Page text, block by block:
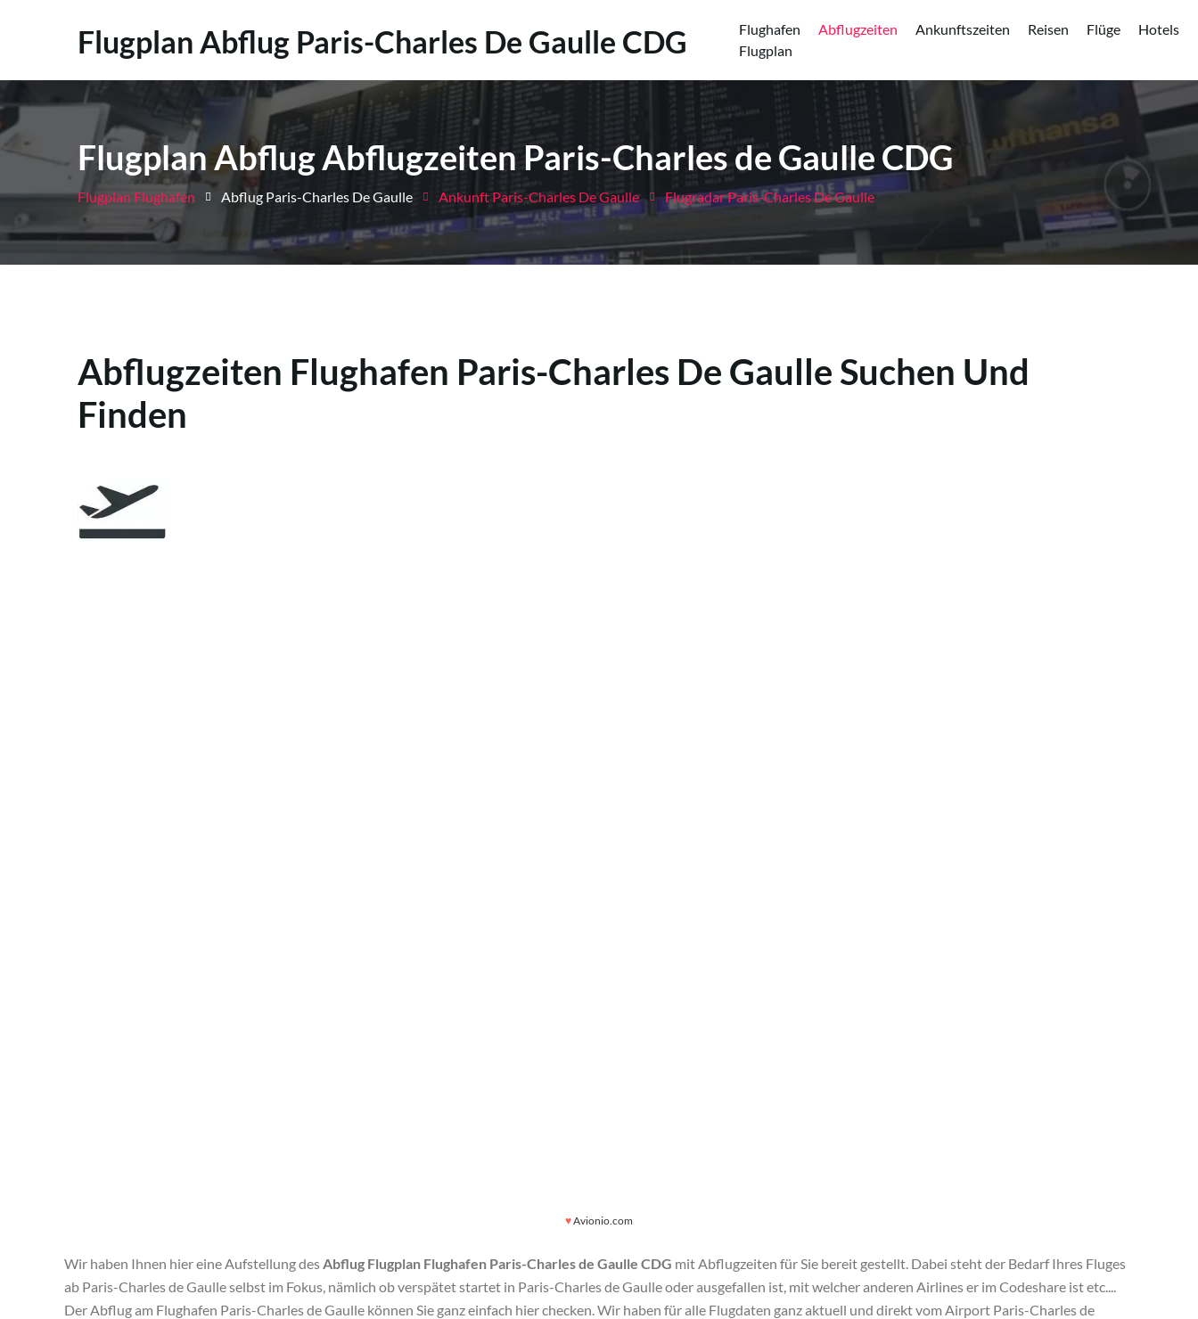
Flugplan Abflug Paris-Charles De Gaulle CDG
Flughafen
Flugplan
Abflugzeiten Ankunftszeiten Reisen Flüge Hotels
Flugplan Abflug Abflugzeiten Paris-Charles de Gaulle CDG
Flugplan Flughafen Abflug Paris-Charles De Gaulle Ankunft Paris-Charles De Gaulle Flugradar Paris-Charles De Gaulle
Abflugzeiten Flughafen Paris-Charles De Gaulle Suchen Und
Finden
♥Avionio.com
Wir haben Ihnen hier eine Aufstellung desAbflug Flugplan Flughafen Paris-Charles de Gaulle CDG mit Abflugzeiten für Sie bereit gestellt. Dabei steht der Bedarf Ihres Fluges
ab Paris-Charles de Gaulle selbst im Fokus, nämlich ob verspätet startet in Paris-Charles de Gaulle oder ausgefallen ist, mit welcher anderen Airlines er im Codeshare ist etc....
Der Abflug am Flughafen Paris-Charles de Gaulle können Sie ganz einfach hier checken. Wir haben für alle Flugdaten ganz aktuell und direkt vom Airport Paris-Charles de